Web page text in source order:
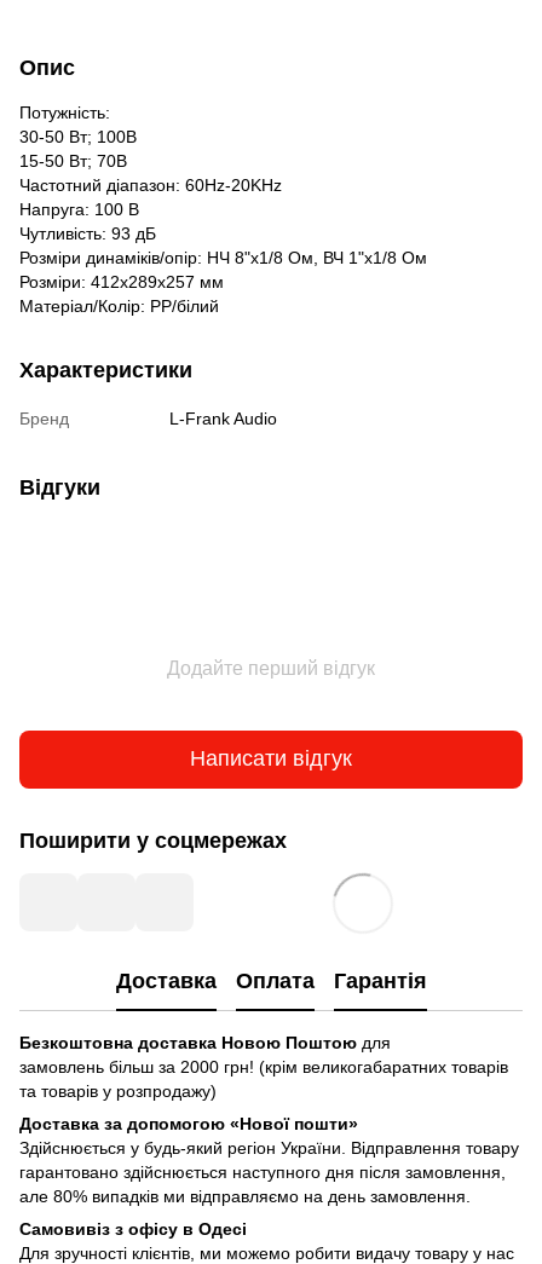
Опис
Потужність:
30-50 Вт; 100В
15-50 Вт; 70В
Частотний діапазон: 60Hz-20KHz
Напруга: 100 В
Чутливість: 93 дБ
Розміри динаміків/опір: НЧ 8"х1/8 Ом, ВЧ 1"x1/8 Ом
Розміри: 412x289x257 мм
Матеріал/Колір: PP/білий
Характеристики
Бренд L-Frank Audio
Відгуки
Додайте перший відгук
Написати відгук
Поширити у соцмережах
Доставка Оплата Гарантія
Безкоштовна доставка Новою Поштою для
замовлень більш за 2000 грн! (крім великогабаратних товарів
та товарів у розпродажу)
Доставка за допомогою «Нової пошти»
Здійснюється у будь-який регіон України. Відправлення товару
гарантовано здійснюється наступного дня після замовлення,
але 80% випадків ми відправляємо на день замовлення.
Самовивіз з офісу в Одесі
Для зручності клієнтів, ми можемо робити видачу товару у нас